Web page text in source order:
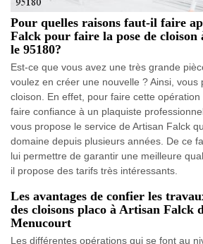
Pour quelles raisons faut-il faire
Falck pour faire la pose de cloison
le 95180?
Est-ce que vous avez une très grande
voulez en créer une nouvelle ? Ainsi, vous
cloison. En effet, pour faire cette
faire confiance à un plaquiste
vous propose le service de Artisan Falck
domaine depuis plusieurs années. De ce
lui permettre de garantir une meilleure
il propose des tarifs très intéressants.
Les avantages de confier les
des cloisons placo à Artisan Falck
Menucourt
Les différentes opérations qui se font au